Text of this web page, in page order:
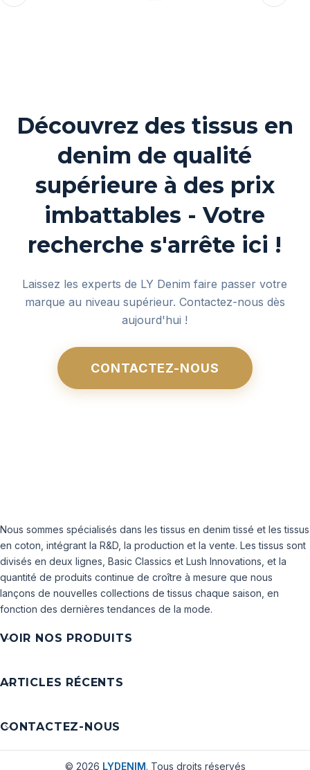
Découvrez des tissus en
denim de qualité
supérieure à des prix
imbattables - Votre
recherche s'arrête ici !
Laissez les experts de LY Denim faire passer votre
marque au niveau supérieur. Contactez-nous dès
aujourd'hui !
CONTACTEZ-NOUS
Nous sommes spécialisés dans les tissus en denim tissé et les tissus
en coton, intégrant la R&D, la production et la vente. Les tissus sont
divisés en deux lignes, Basic Classics et Lush Innovations, et la
quantité de produits continue de croître à mesure que nous
lançons de nouvelles collections de tissus chaque saison, en
fonction des dernières tendances de la mode.
VOIR NOS PRODUITS
ARTICLES RÉCENTS
CONTACTEZ-NOUS
© 2026 LYDENIM. Tous droits réservés